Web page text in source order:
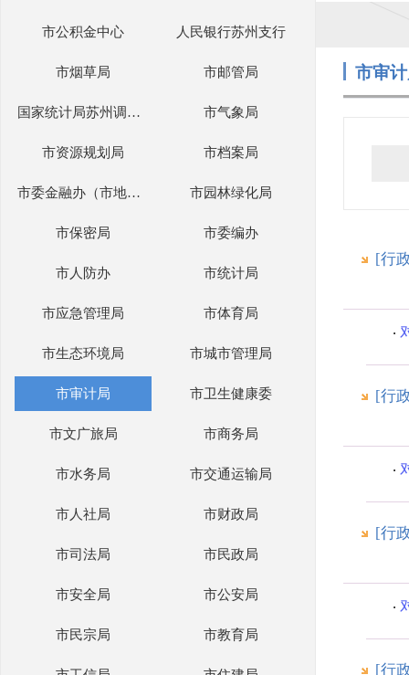
市公积金中心 人民银行苏州支行
市烟草局 市邮管局
国家统计局苏州调查队 市气象局
市资源规划局 市档案局
市委金融办（市地方金融管理局） 市园林绿化局
市保密局 市委编办
市人防办 市统计局
市应急管理局 市体育局
市生态环境局 市城市管理局
市审计局 市卫生健康委
市文广旅局 市商务局
市水务局 市交通运输局
市人社局 市财政局
市司法局 市民政局
市安全局 市公安局
市民宗局 市教育局
市审
[行
[行
[行
[行